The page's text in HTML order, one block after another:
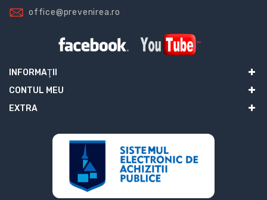
office@prevenirea.ro
INFORMAŢII
CONTUL MEU
EXTRA